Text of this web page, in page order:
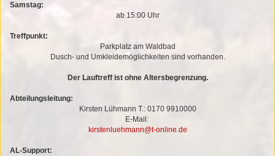
Samstag:
ab 15:00 Uhr
Treffpunkt:
Parkplatz am Waldbad
Dusch- und Umkleidemöglichkeiten sind vorhanden.
Der Lauftreff ist ohne Altersbegrenzung.
Abteilungsleitung:
Kirsten Lühmann T.: 0170 9910000
E-Mail:
kirstenluehmann@t-online.de
AL-Support: